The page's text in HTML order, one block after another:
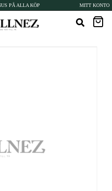
PÅ ALLA KÖP MITT KONTO